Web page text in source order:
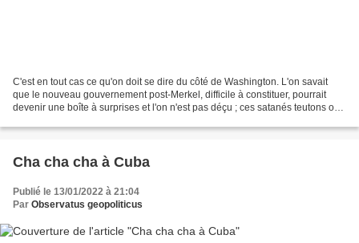
C'est en tout cas ce qu'on doit se dire du côté de Washington. L'on savait
que le nouveau gouvernement post-Merkel, difficile à constituer, pourrait
devenir une boîte à surprises et l'on n'est pas déçu ; ces satanés teutons ont
Cha cha cha à Cuba
Publié le 13/01/2022 à 21:04
Par Observatus geopoliticus